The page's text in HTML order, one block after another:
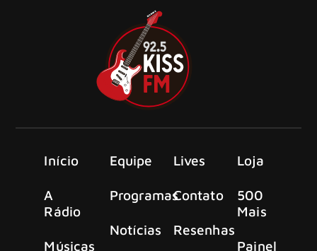
Início
A
Rádio
Músicas
Equipe
Programas
Notícias
Lives
Contato
Resenhas
Loja
500
Mais
Painel